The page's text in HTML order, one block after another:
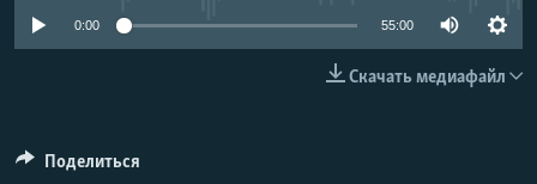
0:00 55:00
Скачать медиафайл
Поделиться